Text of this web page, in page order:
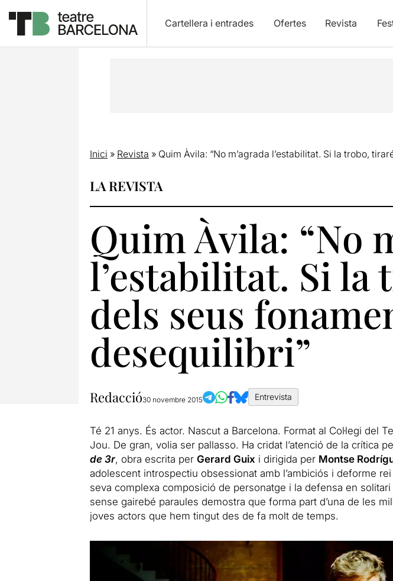
Cartellera i entrades Ofertes Revista
Inici » Revista » Quim Àvila: “No m’agrada l’estabilitat. Si la trobo,
LA REVISTA
Quim Àvila: “No
l’estabilitat. Si
dels seus
desequilibri”
Redacció30 novembre 2015 Entrevista
Té 21 anys. És actor. Nascut a Barcelona. Format al Col·legi del
Jou. De gran, volia ser pallasso. Ha cridat l’atenció de la crítica
de 3r, obra escrita per Gerard Guix i dirigida per Montse
adolescent introspectiu obsessionat amb l’ambiciós i deforme
seva complexa composició de personatge i la defensa en solitari
sense gairebé paraules demostra que forma part d’una de les
joves actors que hem tingut des de fa molt de temps.